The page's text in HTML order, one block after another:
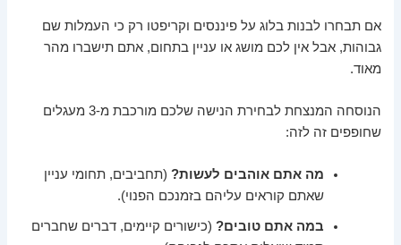
אם תבחרו לבנות בלוג על פיננסים וקריפטו רק כי העמלות שם
גבוהות, אבל אין לכם מושג או עניין בתחום, אתם תישברו מהר
מאוד.
הנוסחה המנצחת לבחירת הנישה שלכם מורכבת מ-3 מעגלים
שחופפים זה לזה:
מה אתם אוהבים לעשות? (תחביבים, תחומי עניין
שאתם קוראים עליהם בזמנכם הפנוי).
במה אתם טובים? (כישורים קיימים, דברים שחברים